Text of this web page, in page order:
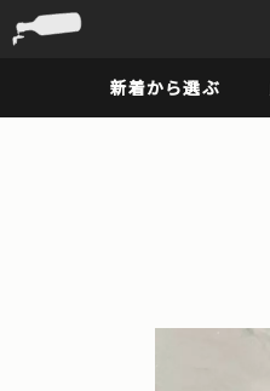
新着から選ぶ